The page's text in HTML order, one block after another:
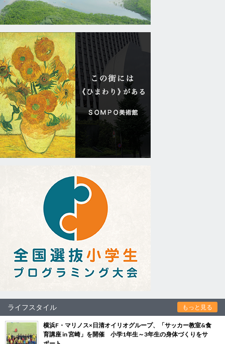
ライフスタイル もっと見る
横浜F・マリノス×日清オイリオグループ、「サッカー教室&食
育講座 in 宮崎」を開催 小学1年生～3年生の身体づくりをサ